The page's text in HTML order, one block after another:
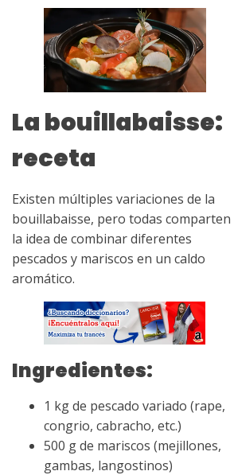
La bouillabaisse:
receta
Existen múltiples variaciones de la
bouillabaisse, pero todas comparten
la idea de combinar diferentes
pescados y mariscos en un caldo
aromático.
Ingredientes:
1 kg de pescado variado (rape,
congrio, cabracho, etc.)
500 g de mariscos (mejillones,
gambas, langostinos)